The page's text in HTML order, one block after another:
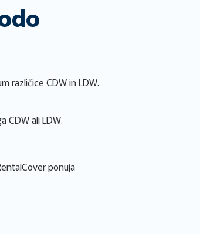
različice CDW in LDW.
CDW ali LDW.
ponuja